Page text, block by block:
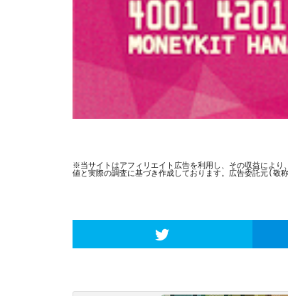
※当サイトはアフィリエイト広告を利用し、その収益によ
値と実際の調査に基づき作成しております。広告委託元(